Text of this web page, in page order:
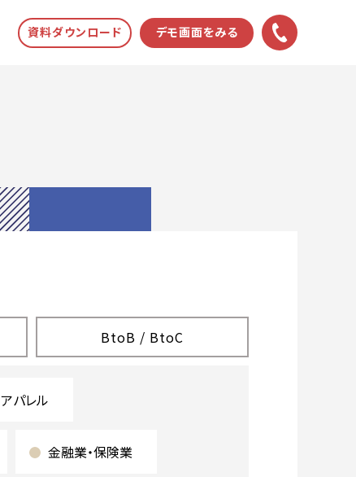
資料ダウンロード デモ画面をみる
BtoB / BtoC
アパレル
金融業・保険業